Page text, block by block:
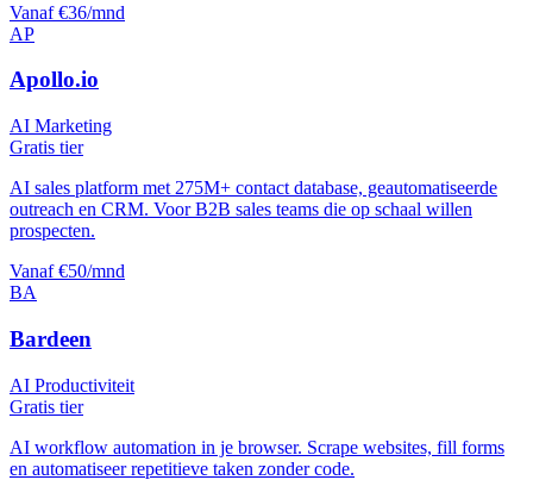
Vanaf €36/mnd
AP
Apollo.io
AI Marketing
Gratis tier
AI sales platform met 275M+ contact database, geautomatiseerde
outreach en CRM. Voor B2B sales teams die op schaal willen
prospecten.
Vanaf €50/mnd
BA
Bardeen
AI Productiviteit
Gratis tier
AI workflow automation in je browser. Scrape websites, fill forms
en automatiseer repetitieve taken zonder code.